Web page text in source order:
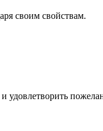
своим свойствам.